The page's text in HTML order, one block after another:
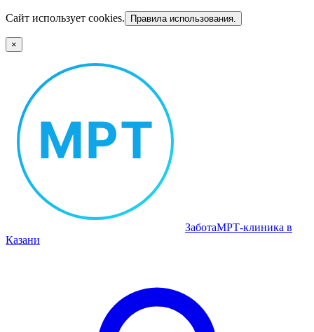
Сайт использует cookies. Правила использования.
×
ЗаботаМРТ‑клиника в
Казани